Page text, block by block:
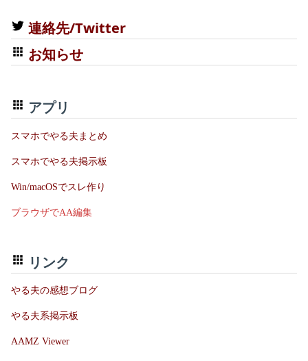
連絡先/Twitter
お知らせ
アプリ
スマホでやる夫まとめ
スマホでやる夫掲示板
Win/macOSでスレ作り
ブラウザでAA編集
リンク
やる夫の感想ブログ
やる夫系掲示板
AAMZ Viewer